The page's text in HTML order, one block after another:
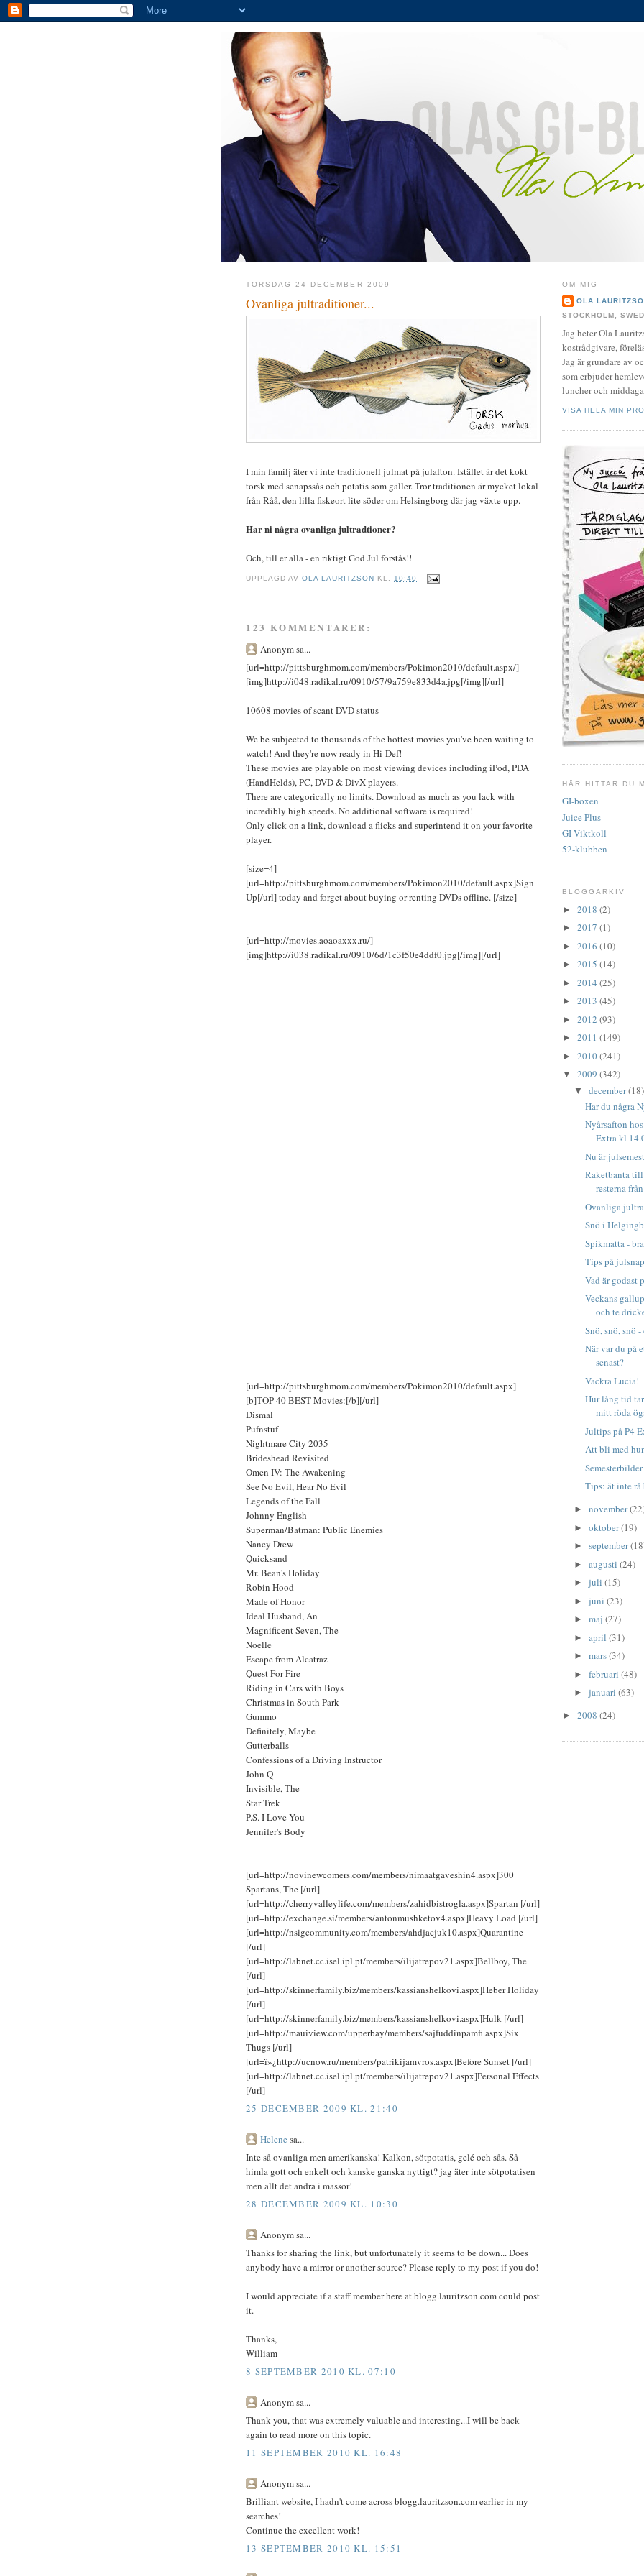
TORSDAG 24 DECEMBER 2009
Ovanliga jultraditioner...
I min familj äter vi inte traditionell julmat på julafton. Istället är det kokt
torsk med senapssås och potatis som gäller. Tror traditionen är mycket lokal
från Råå, den lilla fiskeort lite söder om Helsingborg där jag växte upp.
Har ni några ovanliga jultradtioner?
Och, till er alla - en riktigt God Jul förstås!!
UPPLAGD AVOLA LAURITZSON KL.10:40
123 KOMMENTARER:
Anonym sa...
[url=http://pittsburghmom.com/members/Pokimon2010/default.aspx/]
[img]http://i048.radikal.ru/0910/57/9a759e833d4a.jpg[/img][/url]
10608 movies of scant DVD status
We be subjected to thousands of the hottest movies you've been waiting to
watch! And they're now ready in Hi-Def!
These movies are playable on most viewing devices including iPod, PDA
(HandHelds), PC, DVD & DivX players.
There are categorically no limits. Download as much as you lack with
incredibly high speeds. No additional software is required!
Only click on a link, download a flicks and superintend it on your favorite
player.
[size=4]
[url=http://pittsburghmom.com/members/Pokimon2010/default.aspx]Sign
Up[/url] today and forget about buying or renting DVDs offline. [/size]
[url=http://movies.aoaoaxxx.ru/]
[img]http://i038.radikal.ru/0910/6d/1c3f50e4ddf0.jpg[/img][/url]
[url=http://pittsburghmom.com/members/Pokimon2010/default.aspx]
[b]TOP 40 BEST Movies:[/b][/url]
Dismal
Pufnstuf
Nightmare City 2035
Brideshead Revisited
Omen IV: The Awakening
See No Evil, Hear No Evil
Legends of the Fall
Johnny English
Superman/Batman: Public Enemies
Nancy Drew
Quicksand
Mr. Bean's Holiday
Robin Hood
Made of Honor
Ideal Husband, An
Magnificent Seven, The
Noelle
Escape from Alcatraz
Quest For Fire
Riding in Cars with Boys
Christmas in South Park
Gummo
Definitely, Maybe
Gutterballs
Confessions of a Driving Instructor
John Q
Invisible, The
Star Trek
P.S. I Love You
Jennifer's Body
[url=http://novinewcomers.com/members/nimaatgaveshin4.aspx]300
Spartans, The [/url]
[url=http://cherryvalleylife.com/members/zahidbistrogla.aspx]Spartan [/url]
[url=http://exchange.si/members/antonmushketov4.aspx]Heavy Load [/url]
[url=http://nsigcommunity.com/members/ahdjacjuk10.aspx]Quarantine
[/url]
[url=http://labnet.cc.isel.ipl.pt/members/ilijatrepov21.aspx]Bellboy, The
[/url]
[url=http://skinnerfamily.biz/members/kassianshelkovi.aspx]Heber Holiday
[/url]
[url=http://skinnerfamily.biz/members/kassianshelkovi.aspx]Hulk [/url]
[url=http://mauiview.com/upperbay/members/sajfuddinpamfi.aspx]Six
Thugs [/url]
[url=ï»¿http://ucnow.ru/members/patrikijamvros.aspx]Before Sunset [/url]
[url=http://labnet.cc.isel.ipl.pt/members/ilijatrepov21.aspx]Personal Effects
[/url]
25 DECEMBER 2009 KL. 21:40
Helene sa...
Inte så ovanliga men amerikanska! Kalkon, sötpotatis, gelé och sås. Så
himla gott och enkelt och kanske ganska nyttigt? jag äter inte sötpotatisen
men allt det andra i massor!
28 DECEMBER 2009 KL. 10:30
Anonym sa...
Thanks for sharing the link, but unfortunately it seems to be down... Does
anybody have a mirror or another source? Please reply to my post if you do!
I would appreciate if a staff member here at blogg.lauritzson.com could post
it.
Thanks,
William
8 SEPTEMBER 2010 KL. 07:10
Anonym sa...
Thank you, that was extremely valuable and interesting...I will be back
again to read more on this topic.
11 SEPTEMBER 2010 KL. 16:48
Anonym sa...
Brilliant website, I hadn't come across blogg.lauritzson.com earlier in my
searches!
Continue the excellent work!
13 SEPTEMBER 2010 KL. 15:51
OM MIG
OLA
STOCKHOLM,
Jag heter Ola
kostrådgivare,
Jag är grundare av
som erbjuder
luncher och
VISA HELA MIN
HÄR HITTAR DU
GI-boxen
Juice Plus
GI Viktkoll
52-klubben
BLOGGARKIV
► 2018 (2)
► 2017 (1)
► 2016 (10)
► 2015 (14)
► 2014 (25)
► 2013 (45)
► 2012 (93)
► 2011 (149)
► 2010(241)
▼ 2009 (342)
▼ december(18)
Har du några
Nyårsafton
Extra kl
Nu är
Raketbanta
resterna
Ovanliga
Snö i
Spikmatta -
Tips på
Vad är godast
Veckans
och te
Snö, snö, snö
När var du på
senast?
Vackra Lucia!
Hur lång tid
mitt röda
Jultips på P4
Att bli med
Semesterbilder
Tips: ät inte
► november
► oktober(19)
► september
► augusti (24)
► juli (15)
► juni (23)
► maj (27)
► april (31)
► mars(34)
► februari (48)
► januari (63)
► 2008 (24)